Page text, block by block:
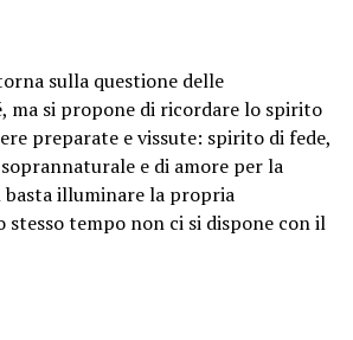
sulla questione delle
ma si propone di ricordare lo spirito
preparate e vissute: spirito di fede,
e di amore per la
basta illuminare la propria
stesso tempo non ci si dispone con il